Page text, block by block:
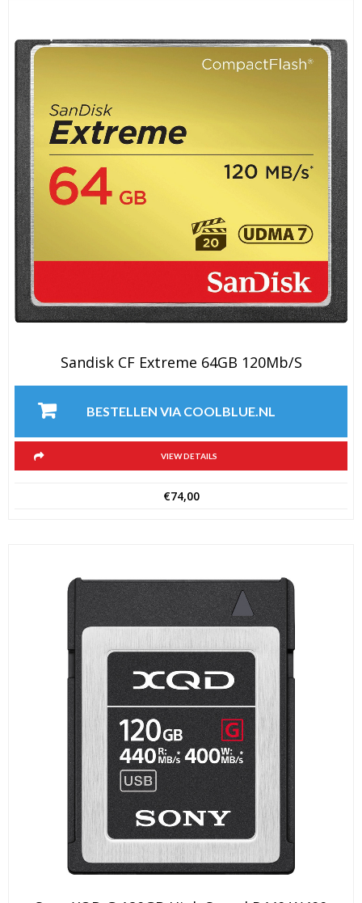
Sandisk CF Extreme 64GB 120Mb/s
BESTELLEN VIA COOLBLUE.NL
VIEW DETAILS
€74,00